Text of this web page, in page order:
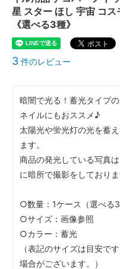
星 スター ほし 宇宙 コ
《選べる3種》
3 件のレビュー
暗闇で光る！蓄光タイプ
ネイルにもおススメ♪
太陽光や蛍光灯の光を蓄
ます。
商品の発光している写真
に暗所で撮影をしておりま
○数量：1ケース（選べる
○サイズ：画像参照
○カラー：蓄光
（表記のサイズは目安で
場合がございます。）